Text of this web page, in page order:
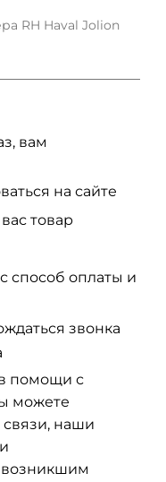
RH Haval Jolion
вам
на сайте
товар
способ оплаты и
звонка
помощи с
можете
наши
возникшим